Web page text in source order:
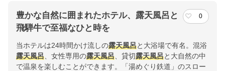
豊かな自然に囲まれたホテル、露天風呂と
飛騨牛で至福なひと時を
0
当ホテルは24時間かけ流しの露天風呂と大浴場で有名。混浴
露天風呂 、女性専用の露天風呂 、貸切露天風呂と大自然の中
で温泉を楽しむことができます。「湯めぐり鉄道」のスロー